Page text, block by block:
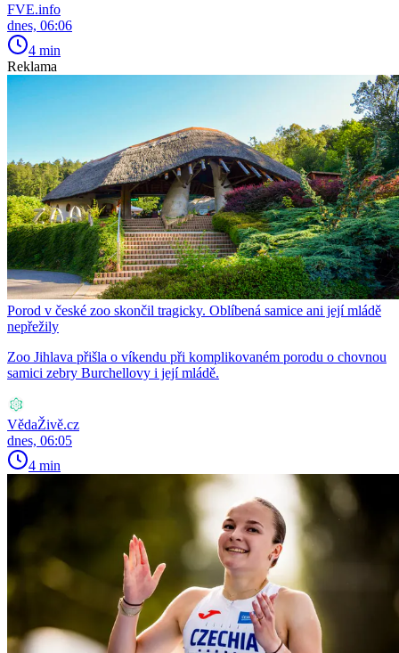
FVE.info
dnes, 06:06
4 min
Reklama
Porod v české zoo skončil tragicky. Oblíbená samice ani její mládě
nepřežily
Zoo Jihlava přišla o víkendu při komplikovaném porodu o chovnou
samici zebry Burchellovy i její mládě.
VědaŽivě.cz
dnes, 06:05
4 min